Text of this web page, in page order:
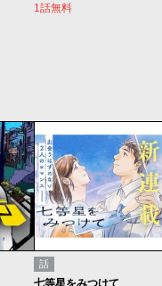
1話無料
話
七等星をみつけて